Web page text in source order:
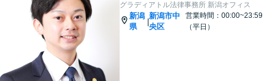
グラディアトル法律事務所 新潟オフィス
新潟
県
|
新潟市中
央区
営業時間：00:00~23:59
（平日）